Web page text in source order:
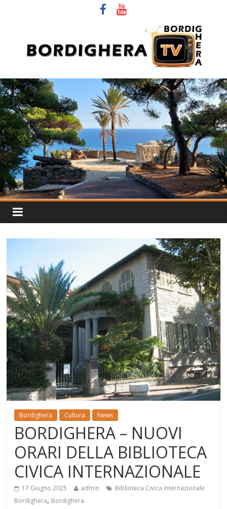
Bordighera Cultura News
BORDIGHERA – NUOVI
ORARI DELLA BIBLIOTECA
CIVICA INTERNAZIONALE
17 Giugno 2025 admin
Biblioteca Civica Internazionale
Bordighera, Bordighera